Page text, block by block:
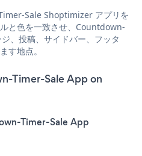
Sale Shoptimizer アプリを
と色を一致させ、Countdown-
、投稿、サイドバー、フッタ
す地点。
Timer-Sale App on
Timer-Sale App